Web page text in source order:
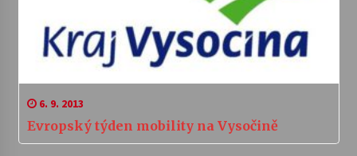
6. 9. 2013
Evropský týden mobility na Vysočině